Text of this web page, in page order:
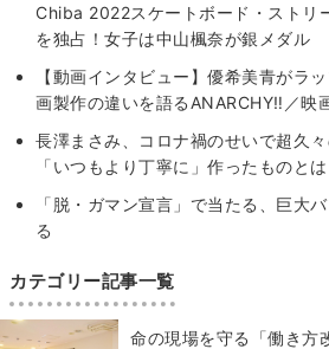
Chiba 2022スケートボード・ストリ
を独占！女子は中山楓奈が銀メダル
【動画インタビュー】優希美青が
画製作の違いを語るANARCHY‼／映
長澤まさみ、コロナ禍のせいで超久
「いつもより丁寧に」作ったものとは
「脱・ガマン宣言」で当たる、巨大
る
カテゴリー記事一覧
命の現場を守る「働き方